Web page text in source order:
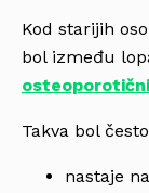
Kod starijih
bol između
Takva bol
nastaje